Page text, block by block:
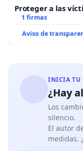
Proteger a las
1 firmas
Aviso de
INICIA TU
¿Hay
Los
silencio.
El autor
medidas.